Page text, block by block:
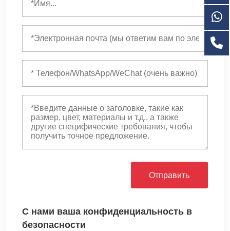
Отправить
С нами ваша конфиденциальность в
безопасности